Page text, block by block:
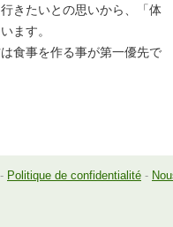
きたいとの思いから、「体
ます。
食事を作る事が第一優先で
- Politique de confidentialité -